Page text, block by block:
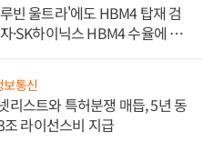
빈 울트라'에도 HBM4 탑재 검
·SK하이닉스 HBM4 수율에 주
보통신
리스트와 특허분쟁 매듭, 5년 동
조 라이선스비 지급